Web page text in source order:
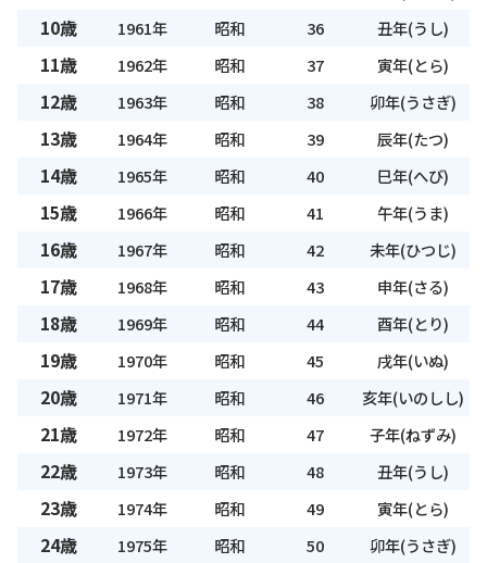
10歳 1961年 昭和 36 丑年(うし)
11歳 1962年 昭和 37 寅年(とら)
12歳 1963年 昭和 38 卯年(うさぎ)
13歳 1964年 昭和 39 辰年(たつ)
14歳 1965年 昭和 40 巳年(へび)
15歳 1966年 昭和 41 午年(うま)
16歳 1967年 昭和 42 未年(ひつじ)
17歳 1968年 昭和 43 申年(さる)
18歳 1969年 昭和 44 酉年(とり)
19歳 1970年 昭和 45 戌年(いぬ)
20歳 1971年 昭和 46 亥年(いのしし)
21歳 1972年 昭和 47 子年(ねずみ)
22歳 1973年 昭和 48 丑年(うし)
23歳 1974年 昭和 49 寅年(とら)
24歳 1975年 昭和 50 卯年(うさぎ)